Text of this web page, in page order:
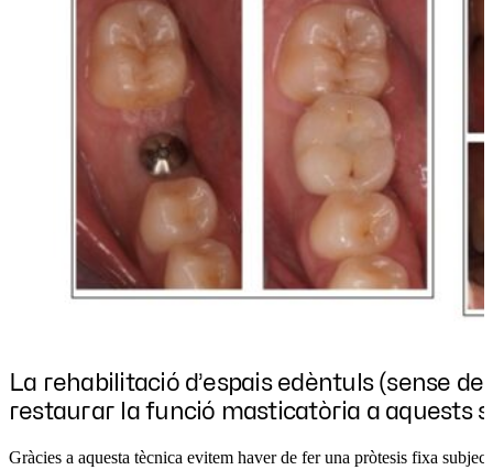
La rehabilitació d’espais edèntuls (sense
restaurar la funció masticatòria a aquests
Gràcies a aquesta tècnica evitem haver de fer una pròtesis fixa